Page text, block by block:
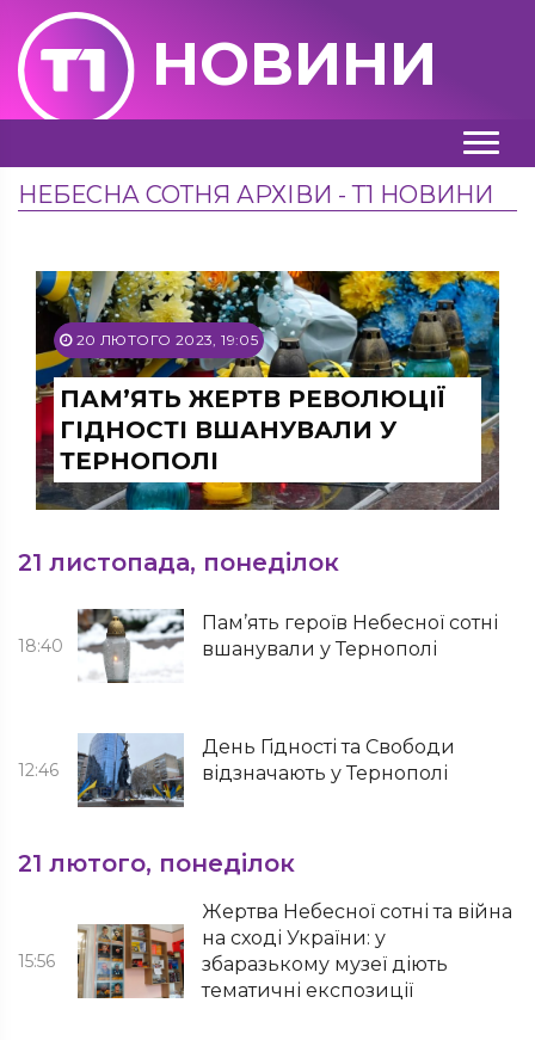
НОВИНИ
НЕБЕСНА СОТНЯ АРХІВИ - Т1 НОВИНИ
20 ЛЮТОГО 2023, 19:05
ПАМ’ЯТЬ ЖЕРТВ РЕВОЛЮЦІЇ
ГІДНОСТІ ВШАНУВАЛИ У
ТЕРНОПОЛІ
21 листопада, понеділок
18:40
Пам’ять героїв Небесної сотні
вшанували у Тернополі
12:46
День Гідності та Свободи
відзначають у Тернополі
21 лютого, понеділок
15:56
Жертва Небесної сотні та війна
на сході України: у
збаразькому музеї діють
тематичні експозиції